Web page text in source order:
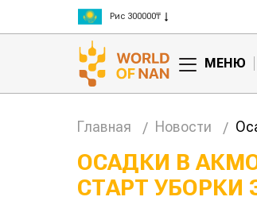
Рис 300000₸
Пшеница 3 класс 125000₸
МЕНЮ
Главная Новости
ОСАДКИ В
СТАРТ УБОРКИ